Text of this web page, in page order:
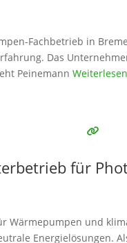
Fachbetrieb in
Das
Peinemann
für
Wärmepumpen und
Energielösungen.